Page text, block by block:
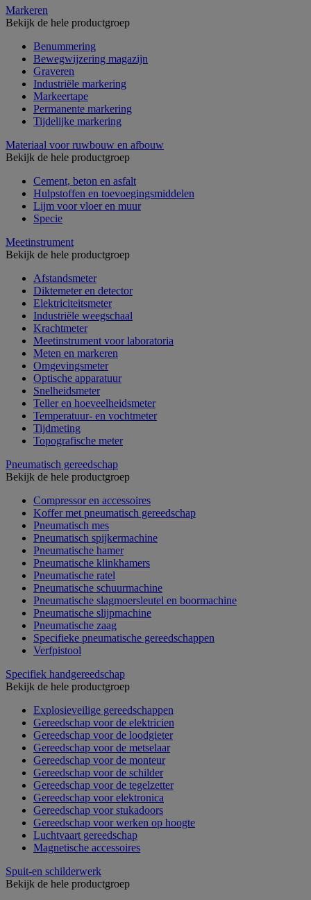
Markeren
Bekijk de hele productgroep
Benummering
Bewegwijzering magazijn
Graveren
Industriële markering
Markeertape
Permanente markering
Tijdelijke markering
Materiaal voor ruwbouw en afbouw
Bekijk de hele productgroep
Cement, beton en asfalt
Hulpstoffen en toevoegingsmiddelen
Lijm voor vloer en muur
Specie
Meetinstrument
Bekijk de hele productgroep
Afstandsmeter
Diktemeter en detector
Elektriciteitsmeter
Industriële weegschaal
Krachtmeter
Meetinstrument voor laboratoria
Meten en markeren
Omgevingsmeter
Optische apparatuur
Snelheidsmeter
Teller en hoeveelheidsmeter
Temperatuur- en vochtmeter
Tijdmeting
Topografische meter
Pneumatisch gereedschap
Bekijk de hele productgroep
Compressor en accessoires
Koffer met pneumatisch gereedschap
Pneumatisch mes
Pneumatisch spijkermachine
Pneumatische hamer
Pneumatische klinkhamers
Pneumatische ratel
Pneumatische schuurmachine
Pneumatische slagmoersleutel en boormachine
Pneumatische slijpmachine
Pneumatische zaag
Specifieke pneumatische gereedschappen
Verfpistool
Specifiek handgereedschap
Bekijk de hele productgroep
Explosieveilige gereedschappen
Gereedschap voor de elektricien
Gereedschap voor de loodgieter
Gereedschap voor de metselaar
Gereedschap voor de monteur
Gereedschap voor de schilder
Gereedschap voor de tegelzetter
Gereedschap voor elektronica
Gereedschap voor stukadoors
Gereedschap voor werken op hoogte
Luchtvaart gereedschap
Magnetische accessoires
Spuit-en schilderwerk
Bekijk de hele productgroep